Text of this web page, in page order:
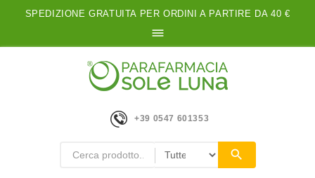
SPEDIZIONE GRATUITA PER ORDINI A PARTIRE DA 40 €

+39 0547 601353